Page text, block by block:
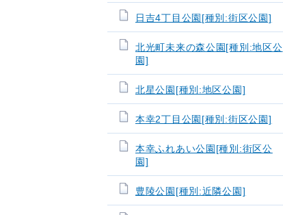
日吉4丁目公園[種別:街区公園]
北光町未来の森公園[種別:地区公
園]
北星公園[種別:地区公園]
本幸2丁目公園[種別:街区公園]
本幸ふれあい公園[種別:街区公
園]
豊陵公園[種別:近隣公園]